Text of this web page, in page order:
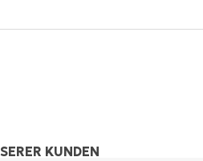
KUNDEN